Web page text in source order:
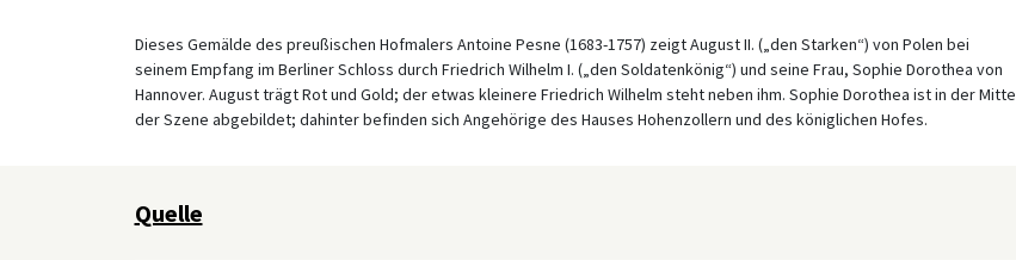
Dieses Gemälde des preußischen Hofmalers Antoine Pesne (1683-1757) zeigt August II. („den Starken“) von Polen bei
seinem Empfang im Berliner Schloss durch Friedrich Wilhelm I. („den Soldatenkönig“) und seine Frau, Sophie Dorothea von
Hannover. August trägt Rot und Gold; der etwas kleinere Friedrich Wilhelm steht neben ihm. Sophie Dorothea ist in der Mitte
der Szene abgebildet; dahinter befinden sich Angehörige des Hauses Hohenzollern und des königlichen Hofes.
Quelle